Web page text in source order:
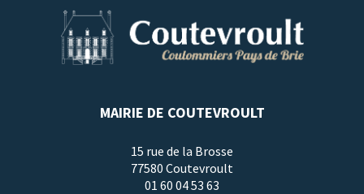
MAIRIE DE COUTEVROULT
15 rue de la Brosse
77580 Coutevroult
01 60 04 53 63